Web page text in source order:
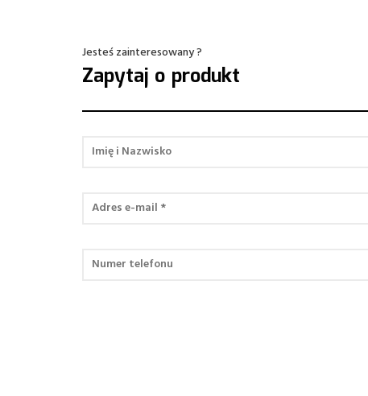
Jesteś zainteresowany ?
Zapytaj o produkt